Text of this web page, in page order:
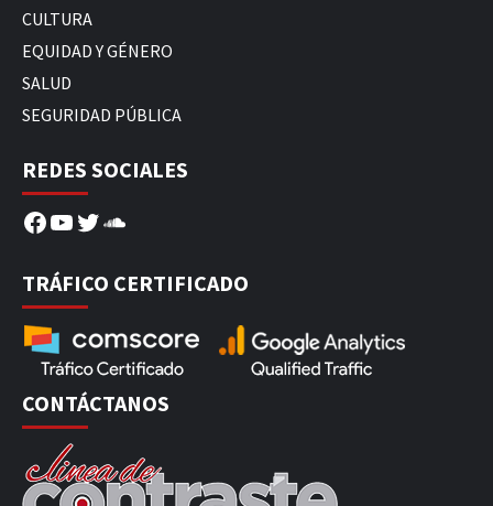
CULTURA
EQUIDAD Y GÉNERO
SALUD
SEGURIDAD PÚBLICA
REDES SOCIALES
Facebook
YouTube
Twitter
SoundCloud
TRÁFICO CERTIFICADO
CONTÁCTANOS